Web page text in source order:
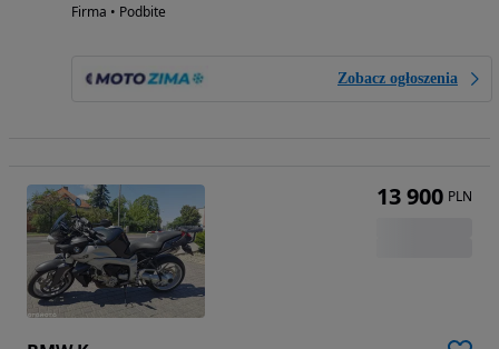
Firma • Podbite
Zobacz ogłoszenia
13 900 PLN